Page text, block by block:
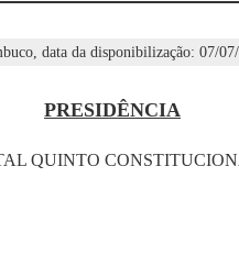
data da disponibilização: 07/
PRESIDÊNCIA
QUINTO